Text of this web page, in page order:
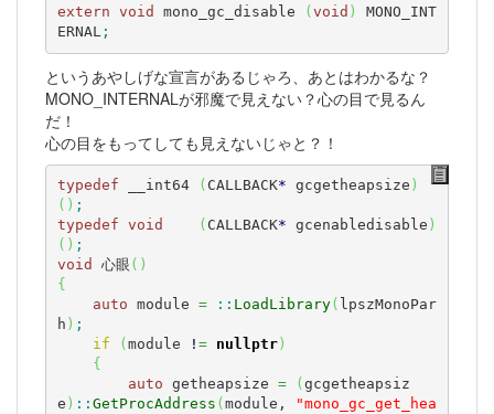
extern void mono_gc_disable ( void )
MONO_INT
ERNAL;
というあやしげな宣言があるじゃろ、あとはわかるな？
MONO_INTERNALが邪魔で見えない？心の目で見るん
だ！
心の目をもってしても見えないじゃと？！
typedef __int64 ( CALLBACK* gcgetheapsize )
( ) ;
typedef void ( CALLBACK* gcenabledisable )
( ) ;
void 心眼 ( )
{
auto module = :: LoadLibrary( lpszMonoPar
h ) ;
if
( module ! = nullptr)
{
auto getheapsize = ( gcgetheapsiz
e ) :: GetProcAddress ( module,
"mono_gc_get_hea